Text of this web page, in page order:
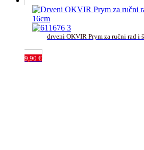
drveni OKVIR Prym za ručni rad i
9,90 €